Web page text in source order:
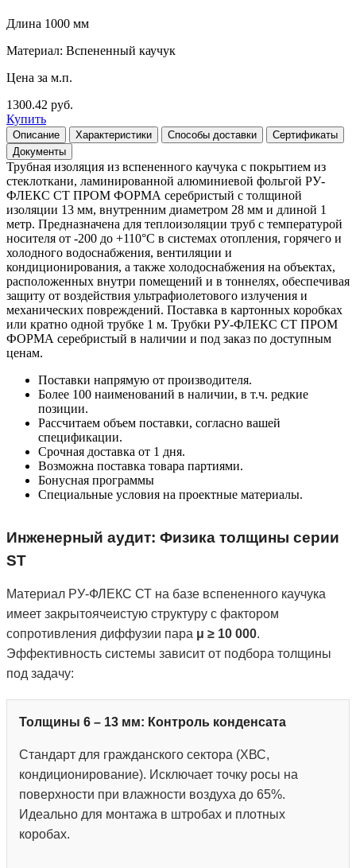
Длина 1000 мм
Материал: Вспененный каучук
Цена за м.п.
1300.42 руб.
Купить
Описание Характеристики Способы доставки
Сертификаты
Документы
Трубная изоляция из вспененного каучука с покрытием из
стеклоткани, ламинированной алюминиевой фольгой РУ-
ФЛЕКС СТ ПРОМ ФОРМА серебристый с толщиной
изоляции 13 мм, внутренним диаметром 28 мм и длиной 1
метр. Предназначена для теплоизоляции труб с температурой
носителя от -200 до +110°С в системах отопления, горячего и
холодного водоснабжения, вентиляции и
кондиционирования, а также холодоснабжения на объектах,
расположенных внутри помещений и в тоннелях, обеспечивая
защиту от воздействия ультрафиолетового излучения и
механических повреждений. Поставка в картонных коробках
или кратно одной трубке 1 м. Трубки РУ-ФЛЕКС СТ ПРОМ
ФОРМА серебристый в наличии и под заказ по доступным
ценам.
Поставки напрямую от производителя.
Более 100 наименований в наличии, в т.ч. редкие
позиции.
Рассчитаем объем поставки, согласно вашей
спецификации.
Срочная доставка от 1 дня.
Возможна поставка товара партиями.
Бонусная программы
Специальные условия на проектные материалы.
Инженерный аудит: Физика толщины серии
ST
Материал РУ-ФЛЕКС СТ на базе вспененного каучука
имеет закрытоячеистую структуру с фактором
сопротивления диффузии пара μ ≥ 10 000.
Эффективность системы зависит от подбора толщины
под задачу:
Толщины 6 – 13 мм: Контроль конденсата
Стандарт для гражданского сектора (ХВС,
кондиционирование). Исключает точку росы на
поверхности при влажности воздуха до 65%.
Идеально для монтажа в штробах и плотных
коробах.